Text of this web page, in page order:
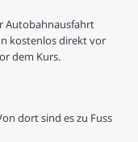
Autobahnausfahrt
kostenlos direkt vor
dem Kurs.
dort sind es zu Fuss